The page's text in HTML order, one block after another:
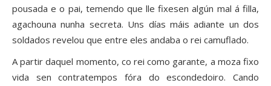
pousada e o pai, temendo que lle fixesen algún mal á filla,
agachouna nunha secreta. Uns días máis adiante un dos
soldados revelou que entre eles andaba o rei camuflado.
A partir daquel momento, co rei como garante, a moza fixo
vida sen contratempos fóra do escondedoiro. Cando